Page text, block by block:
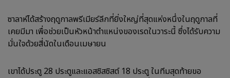
ซาลาห์ได้สร้างฤดูกาลพรีเมียร์ลีกที่ยิ่งใหญ่ที่สุดแห่งหนึ่งในฤดูกาลที่
เคยมีมา เพื่อช่วยเป็นหัวหน้าตำแหน่งของเรดในวาระนี้ ซึ่งได้รับความ
มั่นใจด้วยสี่นัดในเดือนเมษายน
เขาได้ประตู 28 ประตูและแอสซิสซิสต์ 18 ประตู ในทีมสุดท้ายขอ